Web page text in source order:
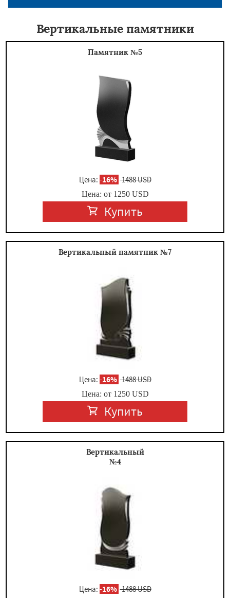
Вертикальные памятники
Памятник №5
Цена: -16% 1488 USD
Цена: от 1250USD
Купить
Вертикальный памятник №7
Цена: -16% 1488 USD
Цена: от 1250USD
Купить
Вертикальный
№4
Цена: -16% 1488 USD